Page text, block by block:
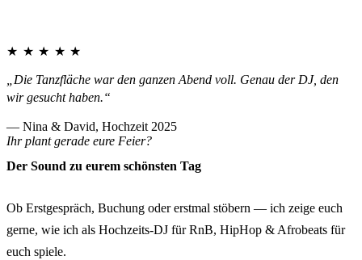
★★★★★
„Die Tanzfläche war den ganzen Abend voll. Genau der DJ, den
wir gesucht haben.“
— Nina & David, Hochzeit 2025
Ihr plant gerade eure Feier?
Der Sound zu eurem schönsten Tag
Ob Erstgespräch, Buchung oder erstmal stöbern — ich zeige euch
gerne, wie ich als Hochzeits-DJ für RnB, HipHop & Afrobeats für
euch spiele.